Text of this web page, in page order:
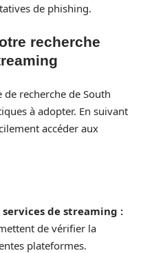
de phishing.
recherche
recherche de South
à adopter. En suivant
accéder aux
de streaming :
de vérifier la
plateformes.